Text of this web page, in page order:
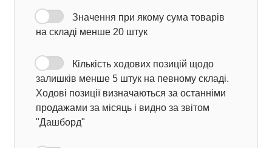
Значення при якому сума товарів
на складі менше 20 штук
Кількість ходових позицій щодо
залишків менше 5 штук на певному складі.
Ходові позиції визначаються за останніми
продажами за місяць і видно за звітом
"Дашборд"